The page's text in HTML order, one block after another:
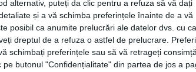
alternativ, puteți da clic pentru a refuza să vă dați
și a vă schimba preferințele înainte de a vă
posibil ca anumite prelucrări ale datelor dvs. cu
dreptul de a refuza o astfel de prelucrare.
schimbați preferințele sau să vă retrageți
butonul "Confidențialitate" din partea de jos a